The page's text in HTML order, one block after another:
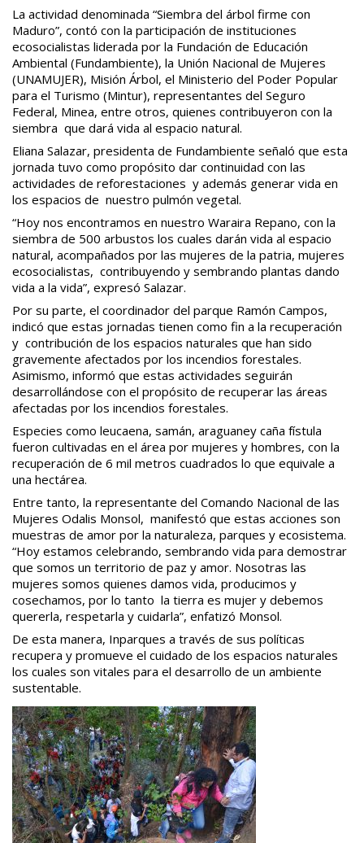
La actividad denominada “Siembra del árbol firme con
Maduro”, contó con la participación de instituciones
ecosocialistas liderada por la Fundación de Educación
Ambiental (Fundambiente), la Unión Nacional de Mujeres
(UNAMUJER), Misión Árbol, el Ministerio del Poder Popular
para el Turismo (Mintur), representantes del Seguro
Federal, Minea, entre otros, quienes contribuyeron con la
siembra que dará vida al espacio natural.
Eliana Salazar, presidenta de Fundambiente señaló que esta
jornada tuvo como propósito dar continuidad con las
actividades de reforestaciones y además generar vida en
los espacios de nuestro pulmón vegetal.
“Hoy nos encontramos en nuestro Waraira Repano, con la
siembra de 500 arbustos los cuales darán vida al espacio
natural, acompañados por las mujeres de la patria, mujeres
ecosocialistas, contribuyendo y sembrando plantas dando
vida a la vida”, expresó Salazar.
Por su parte, el coordinador del parque Ramón Campos,
indicó que estas jornadas tienen como fin a la recuperación
y contribución de los espacios naturales que han sido
gravemente afectados por los incendios forestales.
Asimismo, informó que estas actividades seguirán
desarrollándose con el propósito de recuperar las áreas
afectadas por los incendios forestales.
Especies como leucaena, samán, araguaney caña fístula
fueron cultivadas en el área por mujeres y hombres, con la
recuperación de 6 mil metros cuadrados lo que equivale a
una hectárea.
Entre tanto, la representante del Comando Nacional de las
Mujeres Odalis Monsol, manifestó que estas acciones son
muestras de amor por la naturaleza, parques y ecosistema.
“Hoy estamos celebrando, sembrando vida para demostrar
que somos un territorio de paz y amor. Nosotras las
mujeres somos quienes damos vida, producimos y
cosechamos, por lo tanto la tierra es mujer y debemos
quererla, respetarla y cuidarla”, enfatizó Monsol.
De esta manera, Inparques a través de sus políticas
recupera y promueve el cuidado de los espacios naturales
los cuales son vitales para el desarrollo de un ambiente
sustentable.